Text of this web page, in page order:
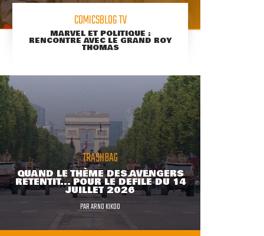
COMICSBLOG TV
MARVEL ET POLITIQUE :
RENCONTRE AVEC LE GRAND ROY
THOMAS
TRASHBAG
QUAND LE THÈME DES AVENGERS
RETENTIT... POUR LE DÉFILÉ DU 14
JUILLET 2026
PARARNO KIKOO